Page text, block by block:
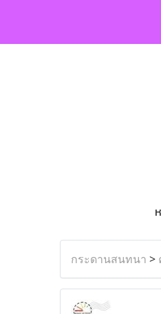
กระดานสนทนา >